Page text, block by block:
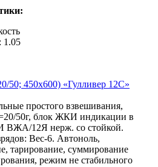
1.05
450х600) «Гулливер 12С»
простого взвешивания,
50г, блок ЖКИ индикации в
ВЖА/12Я нерж. со стойкой.
Вес-6. Автоноль,
тарирование, суммирование
режим не стабильного